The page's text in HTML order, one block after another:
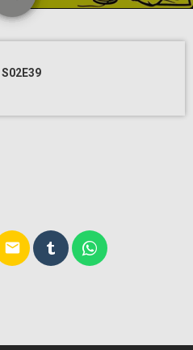
email